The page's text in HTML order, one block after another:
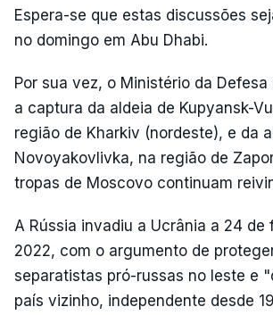
Espera-se que estas discussões
no domingo em Abu Dhabi.
Por sua vez, o Ministério da
a captura da aldeia de Kupyansk-
região de Kharkiv (nordeste), e da
Novoyakovlivka, na região de
tropas de Moscovo continuam
A Rússia invadiu a Ucrânia a 24 de
2022, com o argumento de
separatistas pró-russas no leste e
país vizinho, independente desde